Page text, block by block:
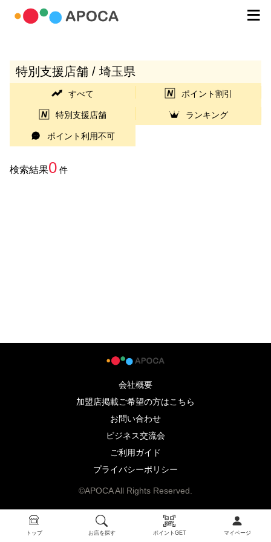
トップ お店を探す ポイントGET マイページ
特別支援店舗 / 埼玉県
すべて ポイント割引
特別支援店舗 ランキング
ポイント利用不可
検索結果0 件
会社概要
加盟店掲載ご希望の方はこちら
お問い合わせ
ビジネス交流会
ご利用ガイド
プライバシーポリシー
©APOCA All Rights Reserved.